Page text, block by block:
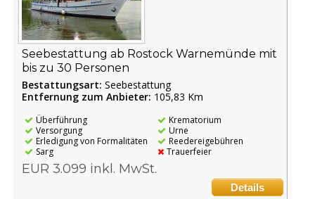
Seebestattung ab Rostock Warnemünde mit
bis zu 30 Personen
Bestattungsart: Seebestattung
Entfernung zum Anbieter: 105,83 Km
Überführung
Versorgung
Erledigung von Formalitäten
Sarg
Krematorium
Urne
Reedereigebühren
Trauerfeier
EUR 3.099 inkl. MwSt.
Details